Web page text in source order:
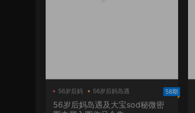
56岁后妈
56岁后妈岛遇
大宝sod秘
58期
56岁后妈岛遇及大宝sod秘微密